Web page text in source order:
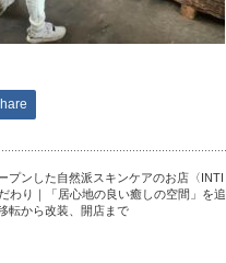
プンした自然派スキンケアのお店〈INTI
わり｜「居心地の良い癒しの空間」を追
転から改装、開店まで